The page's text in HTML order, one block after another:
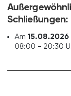
Schließungen:
Am 15.08.2026
08:00 - 20:30